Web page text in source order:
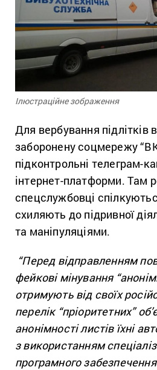
Ілюстраційне зображення
Для вербування підлітків
заборонену соцмережу
підконтрольні телеграм-
інтернет-платформи. Там
спецслужбовці
схиляють до підривної
та маніпуляціями.
“Перед відправленням
фейкові мінування
отримують від своїх
перелік “пріоритетних”
анонімності листів їхні
з використанням
програмного